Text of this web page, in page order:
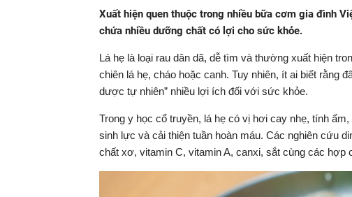
Xuất hiện quen thuộc trong nhiều bữa cơm gia đình
chứa nhiều dưỡng chất có lợi cho sức khỏe.
Lá hẹ là loại rau dân dã, dễ tìm và thường xuất hiện
chiên lá hẹ, cháo hoặc canh. Tuy nhiên, ít ai biết rằng
dược tự nhiên” nhiều lợi ích đối với sức khỏe.
Trong y học cổ truyền, lá hẹ có vị hơi cay nhẹ, tính
sinh lực và cải thiện tuần hoàn máu. Các nghiên cứu
chất xơ, vitamin C, vitamin A, canxi, sắt cùng các hợp